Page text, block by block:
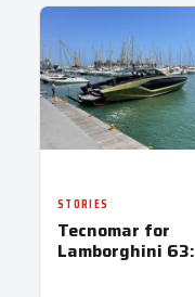
STORIES
Tecnomar for
Lamborghini 63: